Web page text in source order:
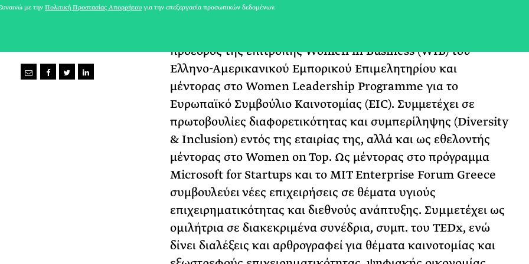
διαθέτει µεταπτυχιακό τίτλο σε «Economics and
πρόεδρος της επιτροπής Women in Business (WIB) του
Ελληνο-Αµερικανικού Εµπορικού Επιµελητηρίου και
μέντορας στο Women Leadership Programme για το
Ευρωπαϊκό Συμβούλιο Καινοτομίας (EIC). Συμμετέχει σε
πρωτοβουλίες διαφορετικότητας και συμπερίληψης (Diversity
& Inclusion) εντός της εταιρίας της, αλλά και ως εθελοντής
μέντορας στο Women on Top. Ως μέντορας στο πρόγραμμα
Microsoft for Startups και το MIT Enterprise Forum Greece
συμβουλεύει νέες επιχειρήσεις σε θέματα υγιούς
επιχειρηµατικότητας και διεθνούς ανάπτυξης. Συµµετέχει ως
οµιλήτρια σε διακεκριµένα συνέδρια, συμπ. του TEDx, ενώ
δίνει διαλέξεις και αρθρογραφεί για θέµατα καινοτοµίας και
με την Πολιτική Προστασίας Απορρήτου για την επεξεργασία προσωπικών δεδομένων.